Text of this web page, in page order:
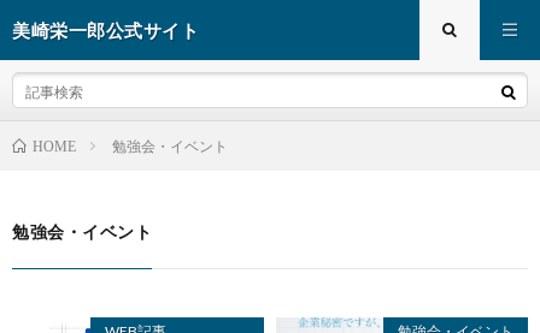
美崎栄一郎公式サイト
HOME 勉強会・イベント
勉強会・イベント